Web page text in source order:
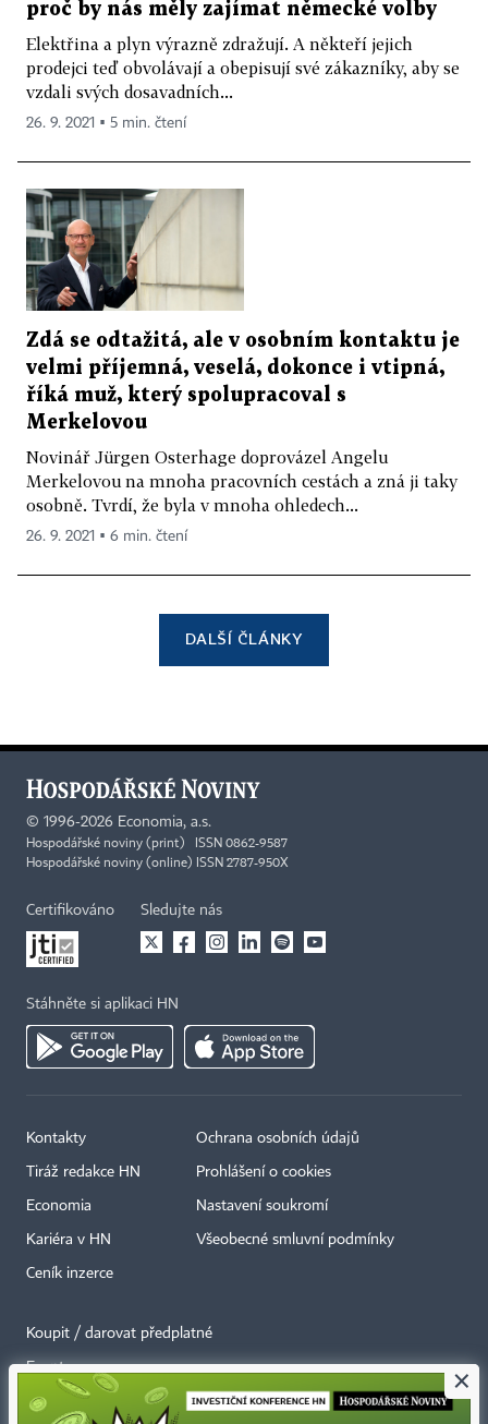
proč by nás měly zajímat německé volby
Elektřina a plyn výrazně zdražují. A někteří jejich
prodejci teď obvolávají a obepisují své zákazníky, aby se
vzdali svých dosavadních...
26. 9. 2021 ▪ 5 min. čtení
Zdá se odtažitá, ale v osobním kontaktu je
velmi příjemná, veselá, dokonce i vtipná,
říká muž, který spolupracoval s
Merkelovou
Novinář Jürgen Osterhage doprovázel Angelu
Merkelovou na mnoha pracovních cestách a zná ji taky
osobně. Tvrdí, že byla v mnoha ohledech...
26. 9. 2021 ▪ 6 min. čtení
DALŠÍ ČLÁNKY
© 1996-2026 Economia, a.s.
Hospodářské noviny (print) ISSN 0862-9587
Hospodářské noviny (online) ISSN 2787-950X
Certifikováno Sledujte nás
Stáhněte si aplikaci HN
Kontakty
Tiráž redakce HN
Economia
Kariéra v HN
Ceník inzerce
Ochrana osobních údajů
Prohlášení o cookies
Nastavení soukromí
Všeobecné smluvní podmínky
Koupit / darovat předplatné
Eventy
Newslettery
×